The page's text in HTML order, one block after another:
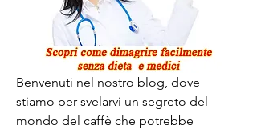
Benvenuti nel nostro blog, dove
stiamo per svelarvi un segreto del
mondo del caffè che potrebbe